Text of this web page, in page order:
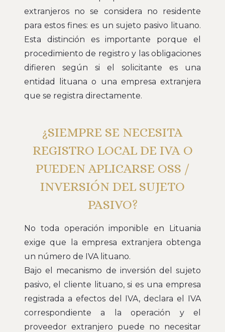
extranjeros no se considera no residente
para estos fines: es un sujeto pasivo lituano.
Esta distinción es importante porque el
procedimiento de registro y las obligaciones
difieren según si el solicitante es una
entidad lituana o una empresa extranjera
que se registra directamente.
¿SIEMPRE SE NECESITA
REGISTRO LOCAL DE IVA O
PUEDEN APLICARSE OSS /
INVERSIÓN DEL SUJETO
PASIVO?
No toda operación imponible en Lituania
exige que la empresa extranjera obtenga
un número de IVA lituano.
Bajo el mecanismo de inversión del sujeto
pasivo, el cliente lituano, si es una empresa
registrada a efectos del IVA, declara el IVA
correspondiente a la operación y el
proveedor extranjero puede no necesitar